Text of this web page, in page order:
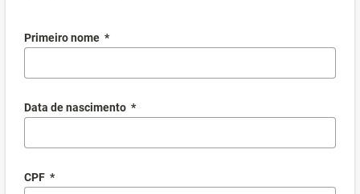
Primeiro nome *
Data de nascimento *
CPF *